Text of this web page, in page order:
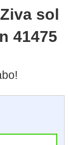
sol
41475